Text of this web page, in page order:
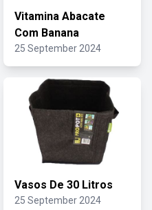
Vitamina Abacate
Com Banana
25 September 2024
Vasos De 30 Litros
25 September 2024